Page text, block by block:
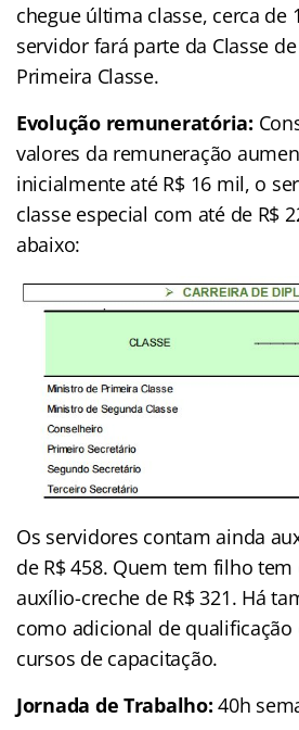
chegue última classe, cerca de
servidor fará parte da Classe
Primeira Classe.
Evolução remuneratória:
valores da remuneração
inicialmente até R$ 16 mil, o
classe especial com até de R$
abaixo:
Os servidores contam ainda
de R$ 458. Quem tem filho
auxílio-creche de R$ 321. Há
como adicional de qualificação
cursos de capacitação.
Jornada de Trabalho:40h